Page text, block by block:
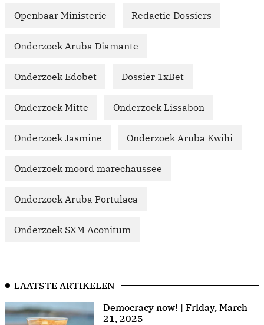
Openbaar Ministerie Redactie Dossiers
Onderzoek Aruba Diamante
Onderzoek Edobet Dossier 1xBet
Onderzoek Mitte Onderzoek Lissabon
Onderzoek Jasmine Onderzoek Aruba Kwihi
Onderzoek moord marechaussee
Onderzoek Aruba Portulaca
Onderzoek SXM Aconitum
LAATSTE ARTIKELEN
Democracy now! | Friday, March
21, 2025